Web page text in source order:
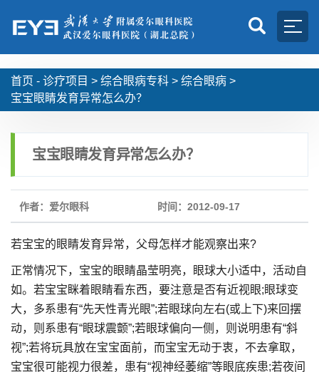
首页 - 诊疗项目 > 综合眼病专科 > 综合眼病 >
宝宝眼睛发育异常怎么办？
宝宝眼睛发育异常怎么办？
作者：爱尔眼科 时间：2012-09-17
若宝宝的眼睛发育异常，父母怎样才能观察出来?
正常情况下，宝宝的眼睛晶莹明亮，眼球大小适中，活动自
如。若宝宝眯着眼睛看东西，要注意是否有近视眼;眼球变
大，多系患有“先天性青光眼”;若眼球向左右(或上下)来回摆
动，则系患有“眼球震颤”;若眼球偏向一侧，则说明患有“斜
视”;若将玩具放在宝宝面前，而宝宝无动于衷，不去拿取，
宝宝很可能视力很差，患有“视神经萎缩”等眼底疾患;若夜间